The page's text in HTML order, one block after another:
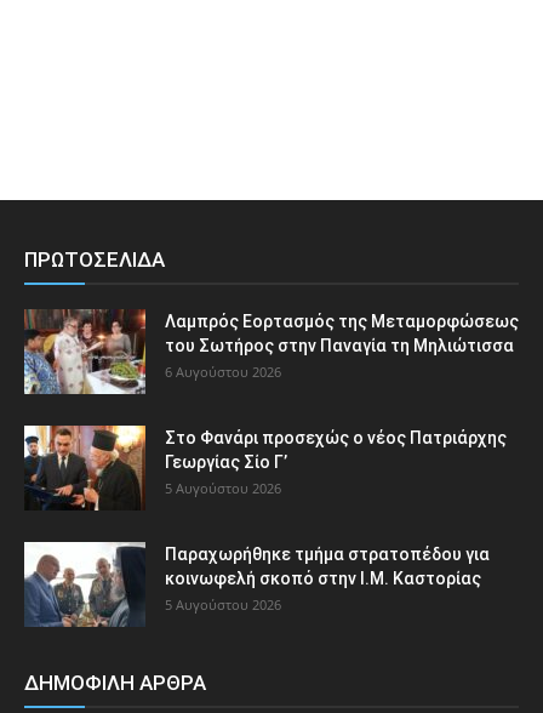
ΠΡΩΤΟΣΕΛΙΔΑ
Λαμπρός Εορτασμός της Μεταμορφώσεως
του Σωτήρος στην Παναγία τη Μηλιώτισσα
6 Αυγούστου 2026
Στο Φανάρι προσεχώς ο νέος Πατριάρχης
Γεωργίας Σίο Γ’
5 Αυγούστου 2026
Παραχωρήθηκε τμήμα στρατοπέδου για
κοινωφελή σκοπό στην Ι.Μ. Καστορίας
5 Αυγούστου 2026
ΔΗΜΟΦΙΛΗ ΑΡΘΡΑ